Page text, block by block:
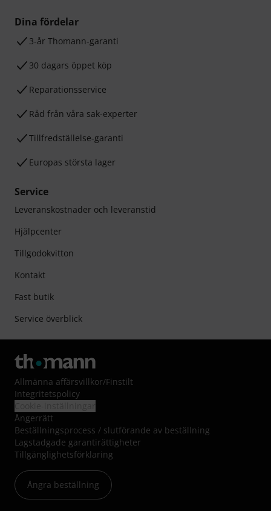
Dina fördelar
3-år Thomann-garanti
30 dagars öppet köp
Reparationsservice
Råd från våra sak-experter
Tillfredställelse-garanti
Europas största lager
Service
Leveranskostnader och leveranstid
Hjälpcenter
Tillgodokvitton
Kontakt
Fast butik
Service överblick
Allmänna affärsvillkor/Finstilt
Integritetspolicy
Ångerrätt
Beställningsprocess / slutförande av beställning
Lagstadgade garantirättigheter
Tillgänglighetsförklaring
Ångra beställning